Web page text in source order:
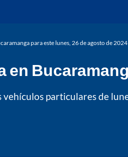
para este lunes, 26 de agosto de 2024
vehículos particulares de